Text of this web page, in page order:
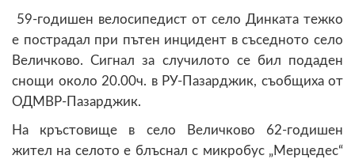
59-годишен велосипедист от село Динката тежко
е пострадал при пътен инцидент в съседното село
Величково. Сигнал за случилото се бил подаден
снощи около 20.00ч. в РУ-Пазарджик, съобщиха от
ОДМВР-Пазарджик.
На кръстовище в село Величково 62-годишен
жител на селото е блъснал с микробус „Мерцедес“